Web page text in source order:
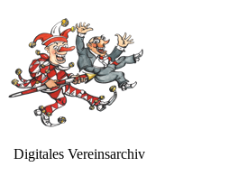
Digitales Vereinsarchiv